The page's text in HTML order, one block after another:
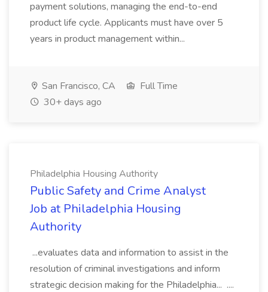
payment solutions, managing the end-to-end
product life cycle. Applicants must have over 5
years in product management within...
San Francisco, CA
Full Time
30+ days ago
Philadelphia Housing Authority
Public Safety and Crime Analyst
Job at Philadelphia Housing
Authority
...evaluates data and information to assist in the
resolution of criminal investigations and inform
strategic decision making for the Philadelphia... ....